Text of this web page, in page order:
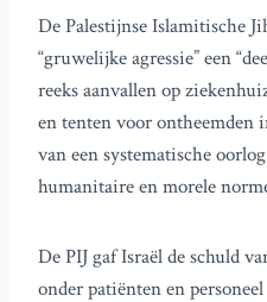
De Palestijnse Islamitische
“gruwelijke agressie” een
reeks aanvallen op
en tenten voor ontheemden
van een systematische
humanitaire en morele
De PIJ gaf Israël de schuld
onder patiënten en